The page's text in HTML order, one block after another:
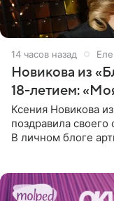
14 часов назад
Новикова из
18-летием:
Ксения Новикова
поздравила
В личном блоге